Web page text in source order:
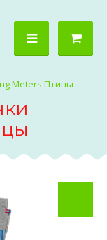
Meters Птицы